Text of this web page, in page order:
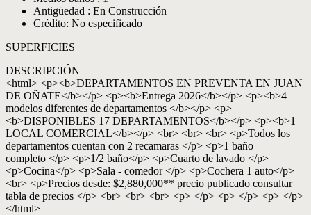
Antigüedad : En Construcción
Crédito: No especificado
SUPERFICIES
DESCRIPCIÓN
<html> <p><b>DEPARTAMENTOS EN PREVENTA EN JUAN
DE OÑATE</b></p> <p><b>Entrega 2026</b></p> <p><b>4
modelos diferentes de departamentos </b></p> <p>
<b>DISPONIBLES 17 DEPARTAMENTOS</b></p> <p><b>1
LOCAL COMERCIAL</b></p> <br> <br> <br> <p>Todos los
departamentos cuentan con 2 recamaras </p> <p>1 baño
completo </p> <p>1/2 baño</p> <p>Cuarto de lavado </p>
<p>Cocina</p> <p>Sala - comedor </p> <p>Cochera 1 auto</p>
<br> <p>Precios desde: $2,880,000** precio publicado consultar
tabla de precios </p> <br> <br> <br> <p> </p> <p> </p> <p> </p>
</html>